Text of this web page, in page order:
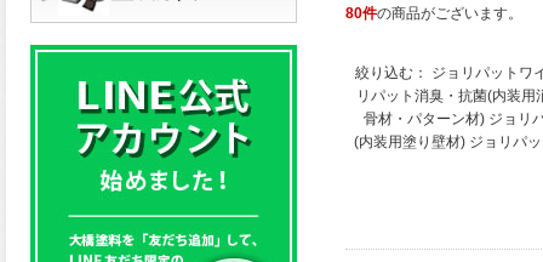
80件の商品がございます。
絞り込む： ジョリパットワ
リパット消臭・抗菌(内装用
骨材・パターン材) ジョリ
(内装用塗り壁材) ジョリパ